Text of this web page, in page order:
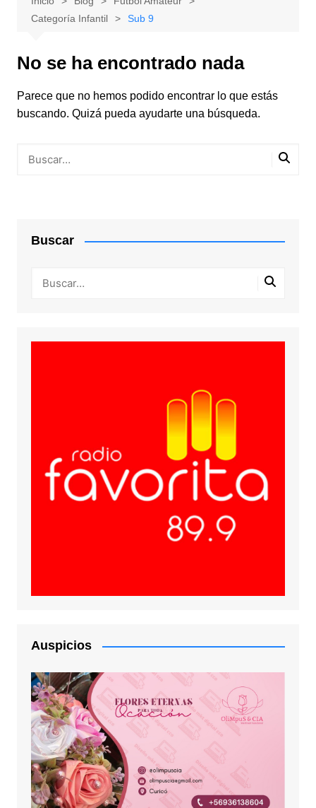
Categoría Infantil
Sub 9
No se ha encontrado nada
Parece que no hemos podido encontrar lo que estás
buscando. Quizá pueda ayudarte una búsqueda.
Buscar
Auspicios